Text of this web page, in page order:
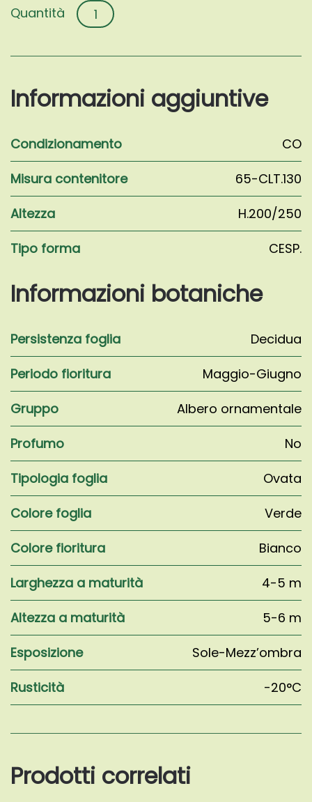
Cornus
kousa
Informazioni aggiuntive
Condizionamento
CO
Misura contenitore
65-CLT.130
Altezza
H.200/250
Tipo forma
CESP.
Informazioni botaniche
Persistenza foglia
Decidua
Periodo fioritura
Maggio-Giugno
Gruppo
Albero ornamentale
Profumo
No
Tipologia foglia
Ovata
Colore foglia
Verde
Colore fioritura
Bianco
Larghezza a maturità
4-5 m
Altezza a maturità
5-6 m
Esposizione
Sole-Mezz’ombra
Rusticità
-20°C
Prodotti correlati